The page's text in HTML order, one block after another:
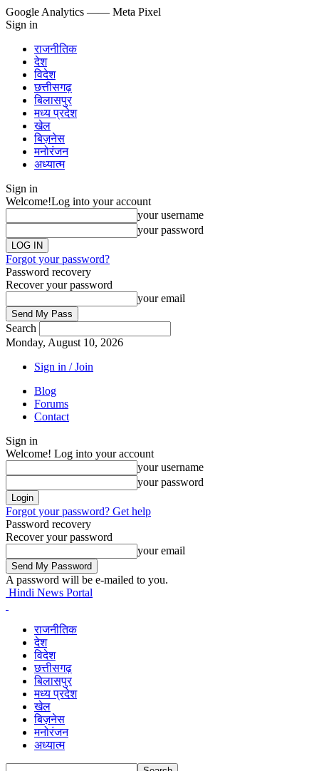
Google Analytics —— Meta Pixel
Sign in
राजनीतिक
देश
विदेश
छत्तीसगढ़
बिलासपुर
मध्य प्रदेश
खेल
बिज़नेस
मनोरंजन
अध्यात्म
Sign in
Welcome!Log into your account
your username
your password
Forgot your password?
Password recovery
Recover your password
your email
Search
Monday, August 10, 2026
Sign in / Join
Blog
Forums
Contact
Sign in
Welcome! Log into your account
your username
your password
Forgot your password? Get help
Password recovery
Recover your password
your email
A password will be e-mailed to you.
Hindi News Portal
राजनीतिक
देश
विदेश
छत्तीसगढ़
बिलासपुर
मध्य प्रदेश
खेल
बिज़नेस
मनोरंजन
अध्यात्म